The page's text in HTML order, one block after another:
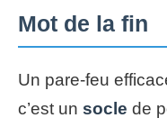
Mot de la fin
Un pare-feu
c’est un socle de